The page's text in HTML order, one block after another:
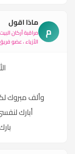
م
ماذا اقول
مراقبة أركان
الأزياء ، عضو
وألف مبروك
أبارك